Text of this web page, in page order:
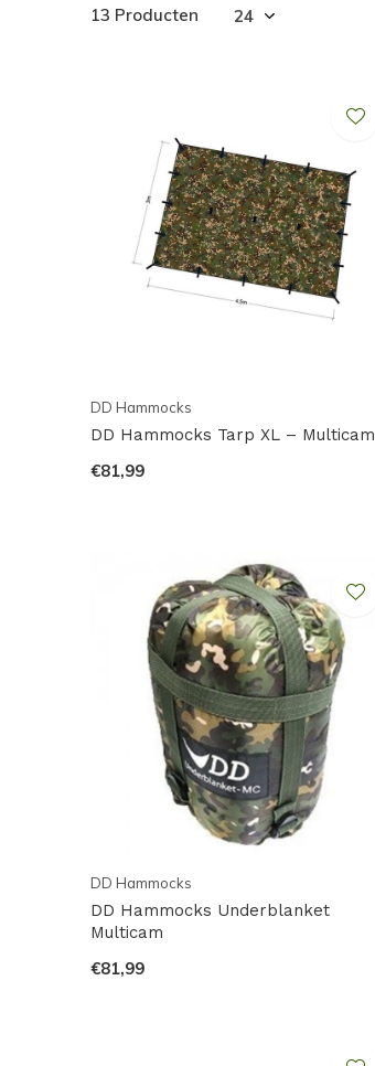
13 Producten
DD Hammocks
DD Hammocks Tarp XL – Multicam
€81,99
DD Hammocks
DD Hammocks Underblanket
Multicam
€81,99